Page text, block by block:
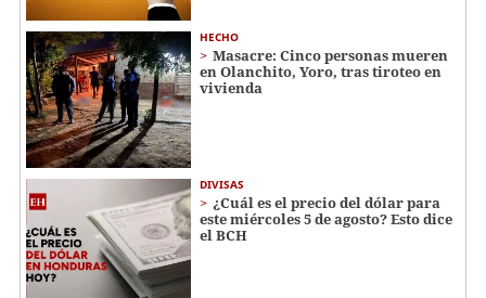
HECHO
Masacre: Cinco personas mueren
en Olanchito, Yoro, tras tiroteo en
vivienda
DIVISAS
¿Cuál es el precio del dólar para
este miércoles 5 de agosto? Esto dice
el BCH